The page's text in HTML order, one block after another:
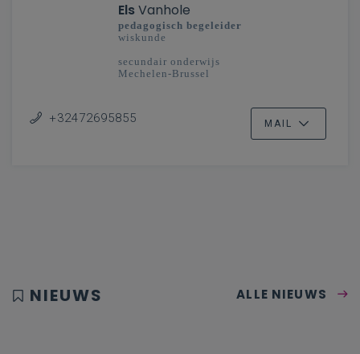
ElsVanhole
pedagogisch begeleider
wiskunde
secundair onderwijs
Mechelen-Brussel
+32472695855 MAIL
NIEUWS ALLE NIEUWS